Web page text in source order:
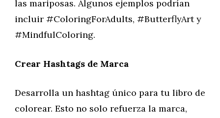
las mariposas. Algunos ejemplos podrían
incluir #ColoringForAdults, #ButterflyArt y
#MindfulColoring.
Crear Hashtags de Marca
Desarrolla un hashtag único para tu libro de
colorear. Esto no solo refuerza la marca,